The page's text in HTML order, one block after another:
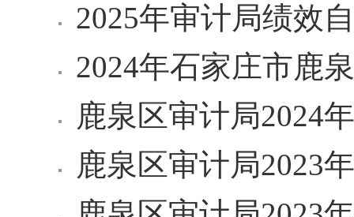
2025年审计局绩效
2024年石家庄市鹿
鹿泉区审计局2024
鹿泉区审计局2023